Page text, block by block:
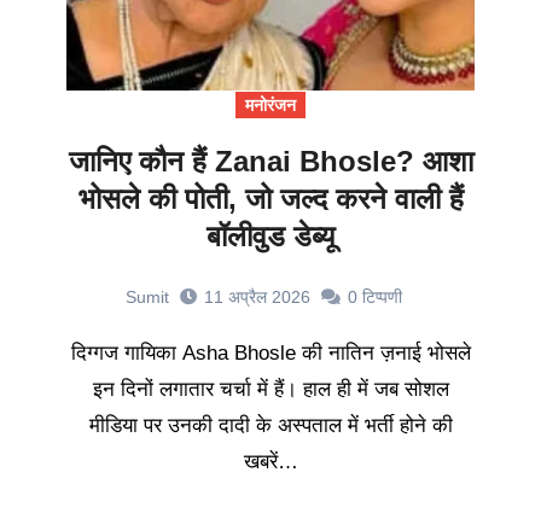
मनोरंजन
जानिए कौन हैं Zanai Bhosle? आशा
भोसले की पोती, जो जल्द करने वाली हैं
बॉलीवुड डेब्यू
Sumit 11 अप्रैल 2026 0 टिप्पणी
दिग्गज गायिका Asha Bhosle की नातिन ज़नाई भोसले
इन दिनों लगातार चर्चा में हैं। हाल ही में जब सोशल
मीडिया पर उनकी दादी के अस्पताल में भर्ती होने की
खबरें…